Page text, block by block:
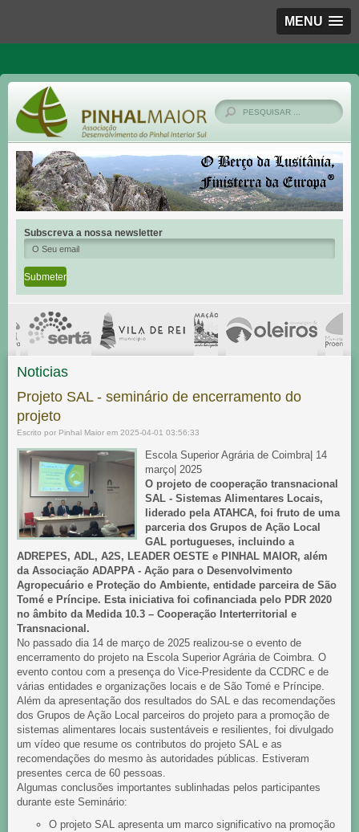
MENU
Subscreva a nossa newsletter
Noticias
Projeto SAL - seminário de encerramento do
projeto
Escrito por Pinhal Maior em 2025-04-01 03:56:33
Escola Superior Agrária de Coimbra| 14
março| 2025
O projeto de cooperação transnacional
SAL - Sistemas Alimentares Locais,
liderado pela ATAHCA, foi fruto de uma
parceria dos Grupos de Ação Local
GAL portugueses, incluindo a
ADREPES, ADL, A2S, LEADER OESTE e PINHAL MAIOR, além
da Associação ADAPPA - Ação para o Desenvolvimento
Agropecuário e Proteção do Ambiente, entidade parceira de São
Tomé e Príncipe. Esta iniciativa foi cofinanciada pelo PDR 2020
no âmbito da Medida 10.3 – Cooperação Interterritorial e
Transnacional.
No passado dia 14 de março de 2025 realizou-se o evento de
encerramento do projeto na Escola Superior Agrária de Coimbra. O
evento contou com a presença do Vice-Presidente da CCDRC e de
várias entidades e organizações locais e de São Tomé e Príncipe.
Além da apresentação dos resultados do SAL e das recomendações
dos Grupos de Ação Local parceiros do projeto para a promoção de
sistemas alimentares locais sustentáveis e resilientes, foi divulgado
um vídeo que resume os contributos do projeto SAL e as
recomendações do mesmo às autoridades públicas. Estiveram
presentes cerca de 60 pessoas.
Algumas conclusões importantes sublinhadas pelos participantes
durante este Seminário:
O projeto SAL apresenta um marco significativo na promoção